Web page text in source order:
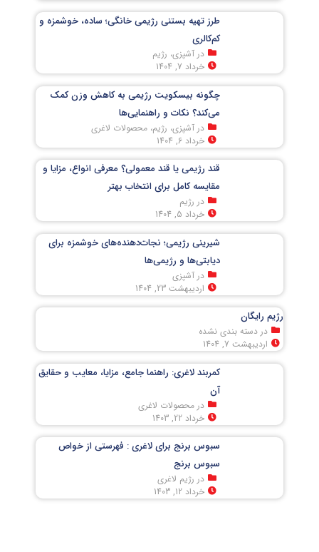
طرز تهیه بستنی رژیمی خانگی؛ ساده، خوشمزه و
کم‌کالری
در آشپزی، رژیم
خرداد 7, 1404
چگونه بیسکویت رژیمی به کاهش وزن کمک
می‌کند؟ نکات و راهنمایی‌ها
در آشپزی، رژیم، محصولات لاغری
خرداد 6, 1404
قند رژیمی یا قند معمولی؟ معرفی انواع، مزایا و
مقایسه کامل برای انتخاب بهتر
در رژیم
خرداد 5, 1404
شیرینی رژیمی؛ نجات‌دهنده‌های خوشمزه برای
دیابتی‌ها و رژیمی‌ها
در آشپزی
اردیبهشت 23, 1404
رژیم رایگان
در دسته بندی نشده
اردیبهشت 7, 1404
کمربند لاغری: راهنما جامع، مزایا، معایب و حقایق
آن
در محصولات لاغری
خرداد 22, 1403
سبوس برنج برای لاغری : فهرستی از خواص
سبوس برنج
در رژیم لاغری
خرداد 12, 1403